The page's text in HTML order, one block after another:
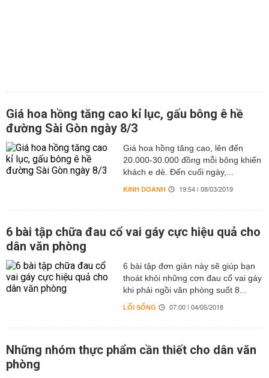
Giá hoa hồng tăng cao kỉ lục, gấu bông ê hề
đường Sài Gòn ngày 8/3
Giá hoa hồng tăng cao, lên đến
20.000-30.000 đồng mỗi bông khiến
khách e dè. Đến cuối ngày,...
KINH DOANH 19:54 | 08/03/2019
6 bài tập chữa đau cổ vai gáy cực hiệu quả cho
dân văn phòng
6 bài tập đơn giản này sẽ giúp bạn
thoát khỏi những cơn đau cổ vai gáy
khi phải ngồi văn phòng suốt 8...
LỐI SỐNG 07:00 | 04/05/2018
Những nhóm thực phẩm cần thiết cho dân văn
phòng